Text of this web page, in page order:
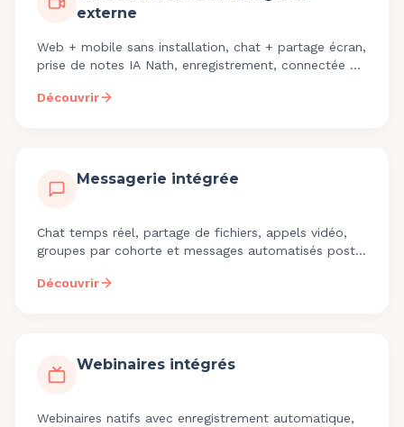
externe
Web + mobile sans installation, chat + partage écran,
prise de notes IA Nath, enregistrement, connectée au
Découvrir
Messagerie intégrée
Chat temps réel, partage de fichiers, appels vidéo,
groupes par cohorte et messages automatisés post-
exigences de traçabilité.
Découvrir
Webinaires intégrés
Webinaires natifs avec enregistrement automatique,